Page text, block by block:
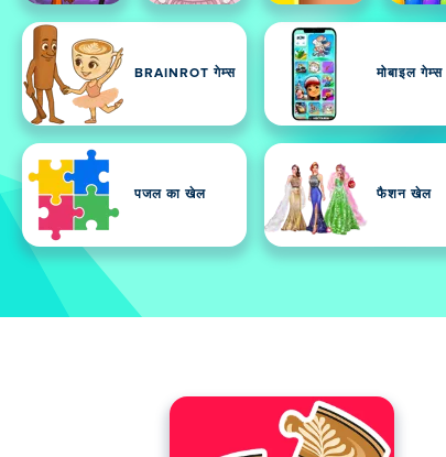
BRAINROT गेम्स मोबाइल गेम्स
पजल का खेल फैशन खेल